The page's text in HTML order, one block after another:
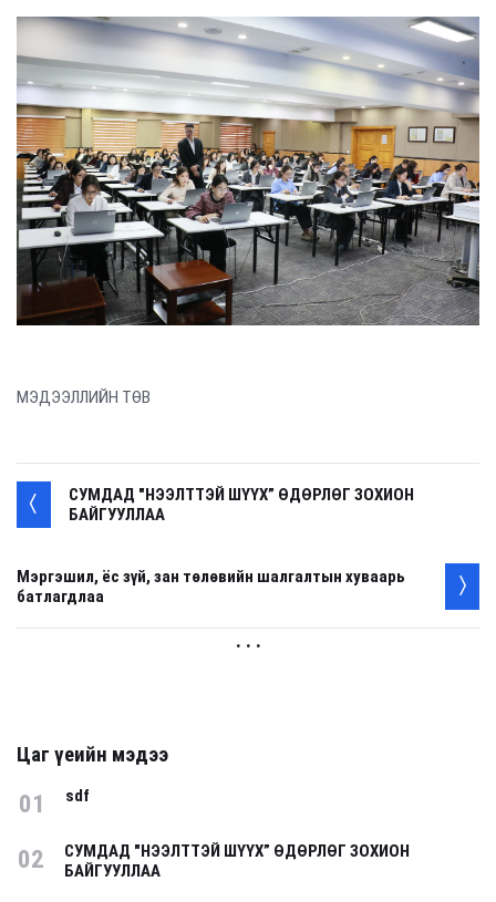
МЭДЭЭЛЛИЙН ТӨВ
СУМДАД "НЭЭЛТТЭЙ ШҮҮХ” ӨДӨРЛӨГ ЗОХИОН
БАЙГУУЛЛАА
Мэргэшил, ёс зүй, зан төлөвийн шалгалтын хуваарь
батлагдлаа
. . .
Цаг үеийн мэдээ
01 sdf
02
СУМДАД "НЭЭЛТТЭЙ ШҮҮХ” ӨДӨРЛӨГ ЗОХИОН
БАЙГУУЛЛАА